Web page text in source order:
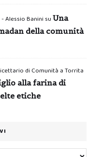
Alessio Banini su Una
della comunità
di Comunità a Torrita
alla farina di
etiche